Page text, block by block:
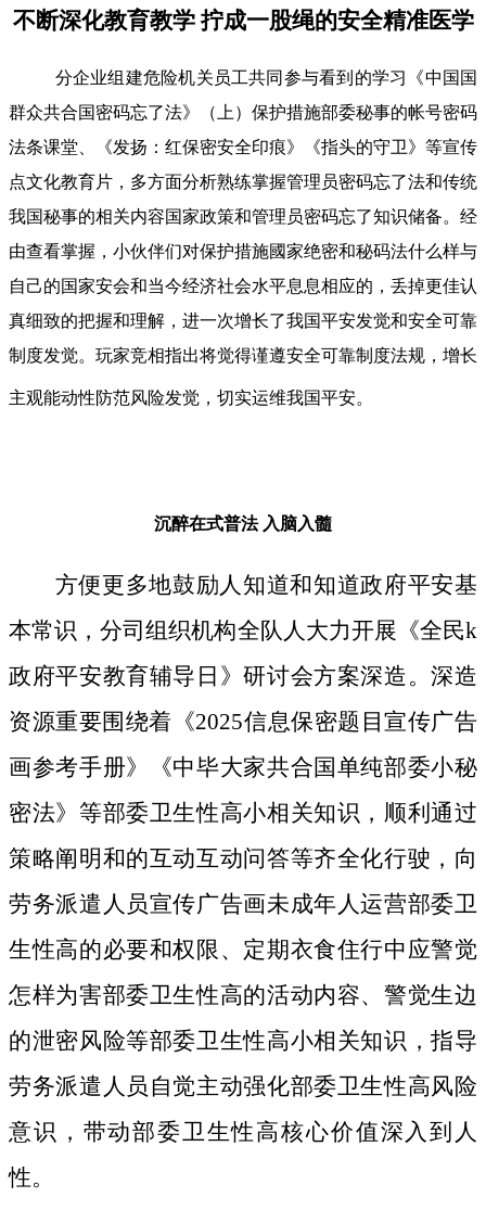
不断深化教育教学 拧成一股绳的安全精准医学
分企业组建危险机关员工共同参与看到的学习《中国国
群众共合国密码忘了法》（上）保护措施部委秘事的帐号密码
法条课堂、《发扬：红保密安全印痕》《指头的守卫》等宣传
点文化教育片，多方面分析熟练掌握管理员密码忘了法和传统
我国秘事的相关内容国家政策和管理员密码忘了知识储备。经
由查看掌握，小伙伴们对保护措施國家绝密和秘码法什么样与
自己的国家安会和当今经济社会水平息息相应的，丢掉更佳认
真细致的把握和理解，进一次增长了我国平安发觉和安全可靠
制度发觉。玩家竞相指出将觉得谨遵安全可靠制度法规，增长
主观能动性防范风险发觉，切实运维我国平安。
沉醉在式普法 入脑入髓
方便更多地鼓励人知道和知道政府平安基
本常识，分司组织机构全队人大力开展《全民k
政府平安教育辅导日》研讨会方案深造。深造
资源重要围绕着《2025信息保密题目宣传广告
画参考手册》《中毕大家共合国单纯部委小秘
密法》等部委卫生性高小相关知识，顺利通过
策略阐明和的互动互动问答等齐全化行驶，向
劳务派遣人员宣传广告画未成年人运营部委卫
生性高的必要和权限、定期衣食住行中应警觉
怎样为害部委卫生性高的活动内容、警觉生边
的泄密风险等部委卫生性高小相关知识，指导
劳务派遣人员自觉主动强化部委卫生性高风险
意识，带动部委卫生性高核心价值深入到人
性。